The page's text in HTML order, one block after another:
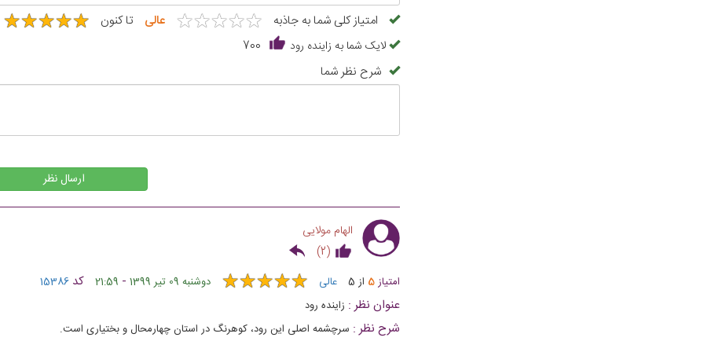
امتیاز کلی شما به جاذبه ★★★★★
★★★★★ عالی تا کنون ★★★★★
★★★★★
لایک شما به زاینده رود 700
شرح نظر شما
ارسال نظر
الهام مولایی
(
2
)
امتیاز5 از 5 عالی ★★★★★
★★★★★ دوشنبه 09 تیر 1399 -
21:59 کد 15386
عنوان نظر : زاینده رود
شرح نظر : سرچشمه اصلی این رود، کوهرنگ در استان چهارمحال و بختیاری است.